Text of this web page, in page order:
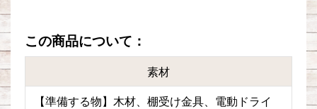
この商品について：
素材
【準備する物】木材、棚受け金具、電動ドライ